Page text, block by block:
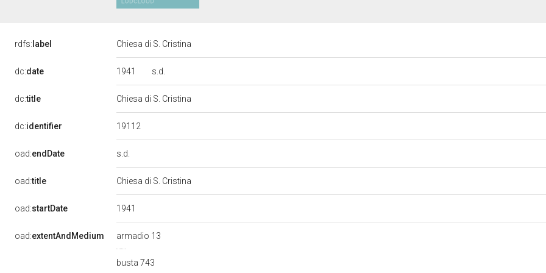
rdfs: label Chiesa di S. Cristina
dc:date 1941 s.d.
dc:title Chiesa di S. Cristina
dc:identifier 19112
oad:endDate s.d.
oad:title Chiesa di S. Cristina
oad:startDate 1941
oad:extentAndMedium armadio 13
busta 743